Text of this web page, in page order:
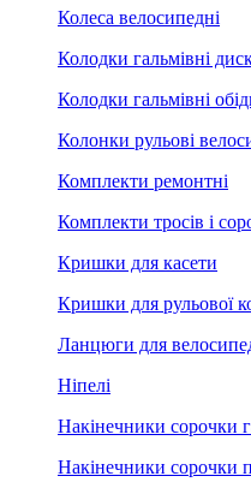
Колеса велосипедні
Колодки гальмівні
Колодки гальмівні
Колонки рульові
Комплекти ремонтні
Комплекти тросів і
Кришки для касети
Кришки для рульової
Ланцюги для
Ніпелі
Накінечники сорочки
Накінечники сорочки